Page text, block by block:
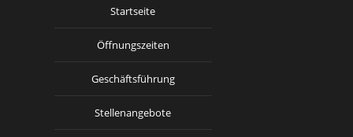
Startseite
Öffnungszeiten
Geschäftsführung
Stellenangebote